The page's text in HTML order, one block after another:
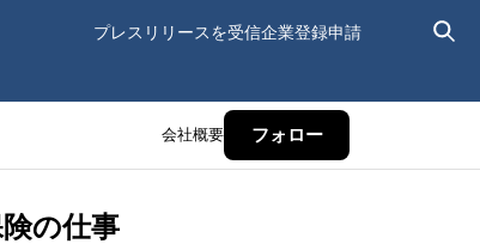
プレスリリースを受信企業登録申請
会社概要 フォロー
の仕事